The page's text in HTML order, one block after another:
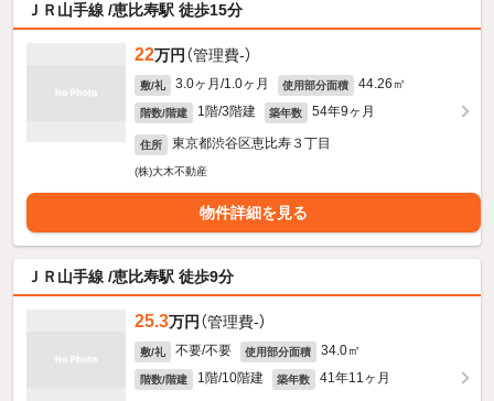
ＪＲ山手線 /恵比寿駅 徒歩15分
22万円 （管理費-）
敷/礼 3.0ヶ月/1.0ヶ月 使用部分面積 44.26㎡
階数/階建 1階/3階建 築年数 54年9ヶ月
住所 東京都渋谷区恵比寿３丁目
(株)大木不動産
物件詳細を見る
ＪＲ山手線 /恵比寿駅 徒歩9分
25.3万円 （管理費-）
敷/礼 不要/不要 使用部分面積 34.0㎡
階数/階建 1階/10階建 築年数 41年11ヶ月